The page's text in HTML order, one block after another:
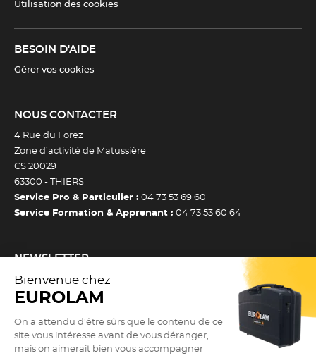
Utilisation des cookies
BESOIN D'AIDE
Gérer vos cookies
NOUS CONTACTER
4 Rue du Forez
Zone d’activité de Matussière
CS 20029
63300 - THIERS
Service Pro & Particulier : 04 73 53 69 60
Service Formation & Apprenant : 04 73 53 60 64
NEWSLETTER
Inscrivez-vous à notre newsletter et recevez toutes nos
actualtiés et bons plans.
Je m’inscris à la newsletter
(Esc)
Newsletter